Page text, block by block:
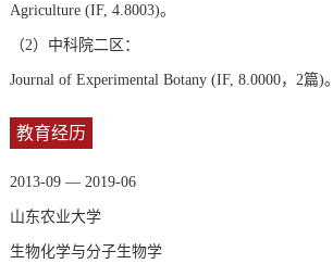
Agriculture (IF, 4.8003)。
（2）中科院二区：
Journal of Experimental Botany (IF, 8.0000，2篇)。
教育经历
2013-09 — 2019-06
山东农业大学
生物化学与分子生物学